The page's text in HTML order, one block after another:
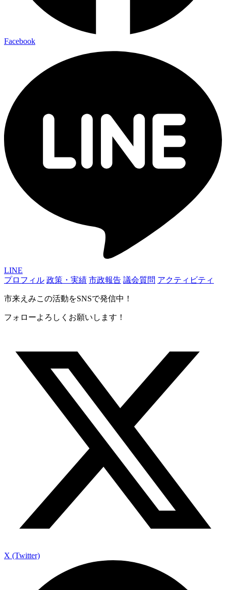
Facebook
LINE
プロフィル 政策・実績 市政報告 議会質問 アクティビティ
市来えみこの活動をSNSで発信中！
フォローよろしくお願いします！
X (Twitter)